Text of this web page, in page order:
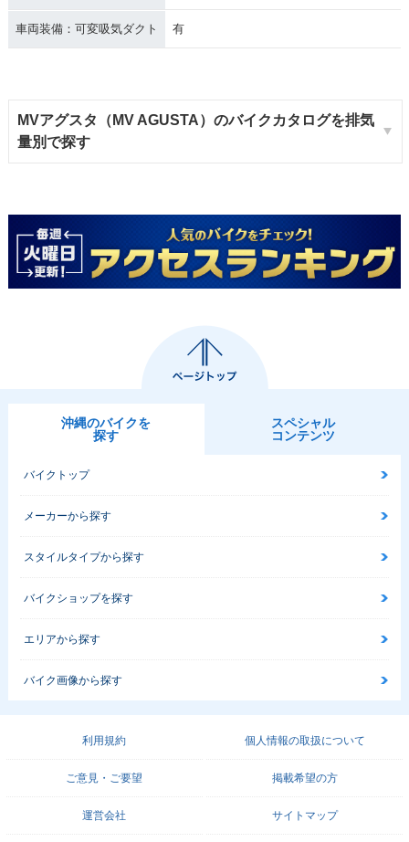
車両装備：可変吸気ダクト 有
MVアグスタ（MV AGUSTA）のバイクカタログを排気
量別で探す
沖縄のバイクを
探す
スペシャル
コンテンツ
バイクトップ
メーカーから探す
スタイルタイプから探す
バイクショップを探す
エリアから探す
バイク画像から探す
利用規約 個人情報の取扱について
ご意見・ご要望 掲載希望の方
運営会社 サイトマップ